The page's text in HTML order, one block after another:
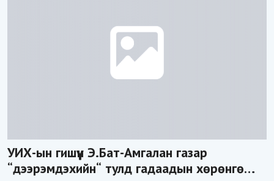
УИХ-ын гишүүн Э.Бат-Амгалан газар
“дээрэмдэхийн“ тулд гадаадын хөрөнгө